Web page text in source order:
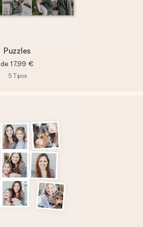
Puzzles
de 17,99 €
5 Tipos